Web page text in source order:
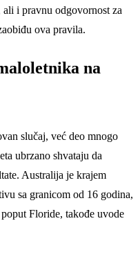
ali i pravnu odgovornost za
ova pravila.
na
slučaj, već deo mnogo
ubrzano shvataju da
Australija je krajem
sa granicom od 16 godina,
Floride, takođe uvode